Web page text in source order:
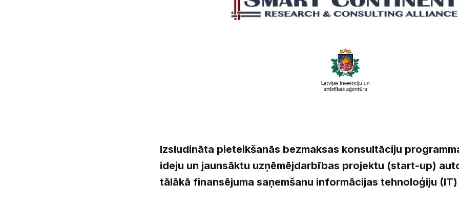
Izsludināta pieteikšanās bezmaksas konsultāciju
ideju un jaunsāktu uzņēmējdarbības projektu (start-up)
tālākā finansējuma saņemšanu informācijas tehnoloģiju (IT)